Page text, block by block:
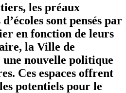
les préaux
sont pensés par
en fonction de leurs
la Ville de
une nouvelle politique
Ces espaces offrent
potentiels pour le